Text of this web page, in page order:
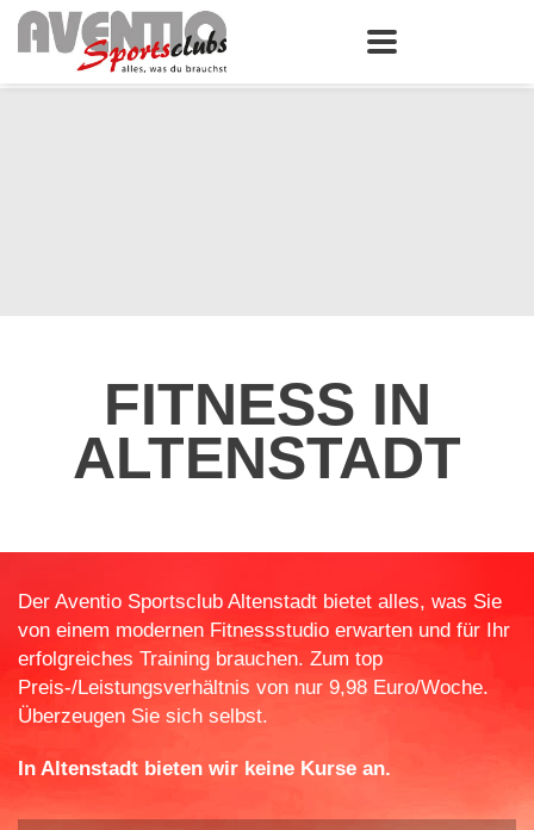
FITNESS IN
ALTENSTADT
Der Aventio Sportsclub Altenstadt bietet alles, was Sie
von einem modernen Fitnessstudio erwarten und für Ihr
erfolgreiches Training brauchen. Zum top
Preis-/Leistungsverhältnis von nur 9,98 Euro/Woche.
Überzeugen Sie sich selbst.
In Altenstadt bieten wir keine Kurse an.